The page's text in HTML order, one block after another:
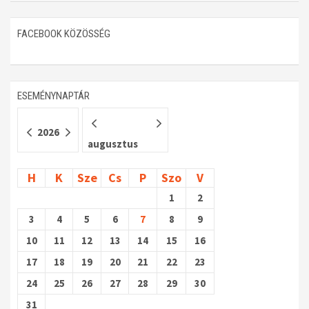
Műhelymunkák
FACEBOOK KÖZÖSSÉG
ESEMÉNYNAPTÁR
2026
augusztus
H K Sze Cs P Szo V
1
2
3
4 5 6 7 8
9
10
11 12 13 14 15
16
17
18 19 20 21 22
23
24
25 26 27 28 29
30
31